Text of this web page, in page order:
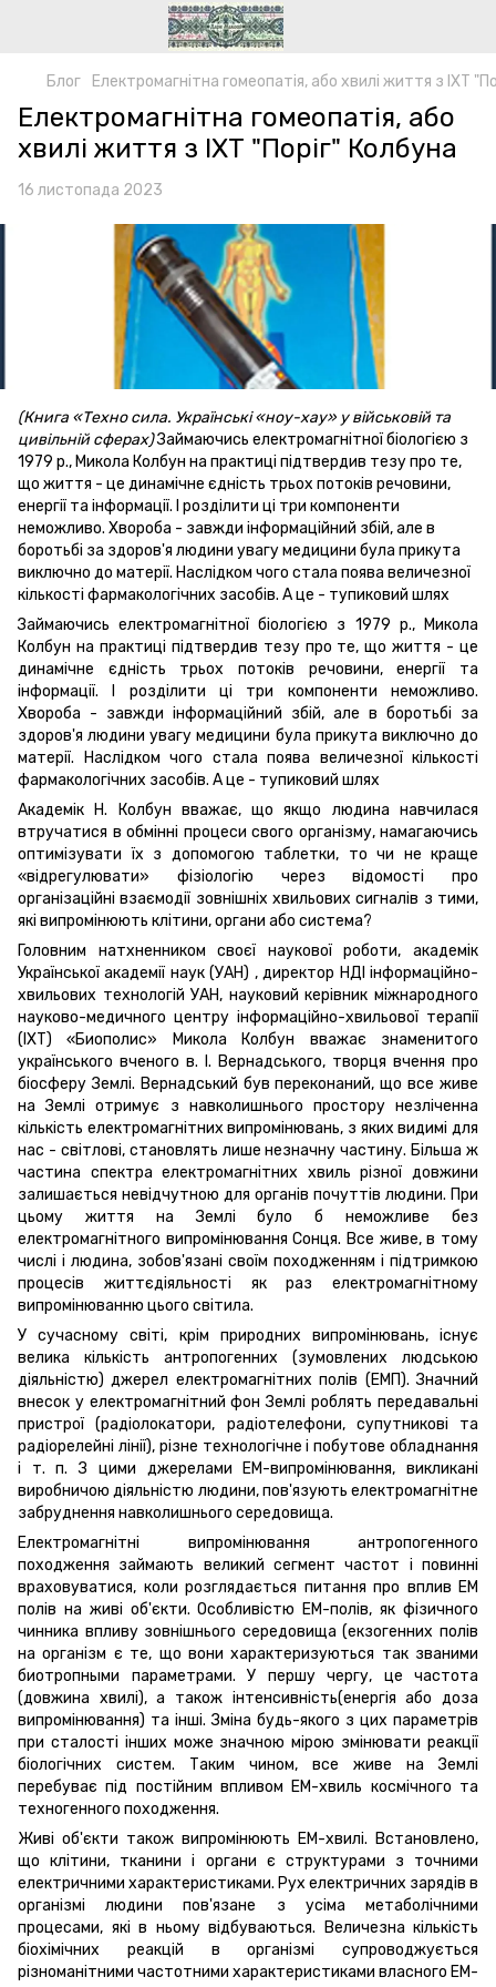
Блог Електромагнітна гомеопатія, або хвилі життя з ІХТ
Електромагнітна гомеопатія, або
хвилі життя з ІХТ "Поріг" Колбуна
16 листопада 2023
(Книга «Техно сила. Українські «ноу-хау» у військовій та
цивільній сферах)Займаючись електромагнітної біологією з
1979 р., Микола Колбун на практиці підтвердив тезу про те,
що життя - це динамічне єдність трьох потоків речовини,
енергії та інформації. І розділити ці три компоненти
неможливо. Хвороба - завжди інформаційний збій, але в
боротьбі за здоров'я людини увагу медицини була прикута
виключно до матерії. Наслідком чого стала поява величезної
кількості фармакологічних засобів. А це - тупиковий шлях
Займаючись електромагнітної біологією з 1979 р., Микола
Колбун на практиці підтвердив тезу про те, що життя - це
динамічне єдність трьох потоків речовини, енергії та
інформації. І розділити ці три компоненти неможливо.
Хвороба - завжди інформаційний збій, але в боротьбі за
здоров'я людини увагу медицини була прикута виключно до
матерії. Наслідком чого стала поява величезної кількості
фармакологічних засобів. А це - тупиковий шлях
Академік Н. Колбун вважає, що якщо людина навчилася
втручатися в обмінні процеси свого організму, намагаючись
оптимізувати їх з допомогою таблетки, то чи не краще
«відрегулювати» фізіологію через відомості про
організаційні взаємодії зовнішніх хвильових сигналів з тими,
які випромінюють клітини, органи або система?
Головним натхненником своєї наукової роботи, академік
Української академії наук (УАН) , директор НДІ інформаційно-
хвильових технологій УАН, науковий керівник міжнародного
науково-медичного центру інформаційно-хвильової терапії
(ІХТ) «Биополис» Микола Колбун вважає знаменитого
українського вченого в. І. Вернадського, творця вчення про
біосферу Землі. Вернадський був переконаний, що все живе
на Землі отримує з навколишнього простору незліченна
кількість електромагнітних випромінювань, з яких видимі для
нас - світлові, становлять лише незначну частину. Більша ж
частина спектра електромагнітних хвиль різної довжини
залишається невідчутною для органів почуттів людини. При
цьому життя на Землі було б неможливе без
електромагнітного випромінювання Сонця. Все живе, в тому
числі і людина, зобов'язані своїм походженням і підтримкою
процесів життєдіяльності як раз електромагнітному
випромінюванню цього світила.
У сучасному світі, крім природних випромінювань, існує
велика кількість антропогенних (зумовлених людською
діяльністю) джерел електромагнітних полів (ЕМП). Значний
внесок у електромагнітний фон Землі роблять передавальні
пристрої (радіолокатори, радіотелефони, супутникові та
радіорелейні лінії), різне технологічне і побутове обладнання
і т. п. З цими джерелами ЕМ-випромінювання, викликані
виробничою діяльністю людини, пов'язують електромагнітне
забруднення навколишнього середовища.
Електромагнітні випромінювання антропогенного
походження займають великий сегмент частот і повинні
враховуватися, коли розглядається питання про вплив ЕМ
полів на живі об'єкти. Особливістю ЕМ-полів, як фізичного
чинника впливу зовнішнього середовища (екзогенних полів
на організм є те, що вони характеризуються так званими
биотропными параметрами. У першу чергу, це частота
(довжина хвилі), а також інтенсивність(енергія або доза
випромінювання) та інші. Зміна будь-якого з цих параметрів
при сталості інших може значною мірою змінювати реакції
біологічних систем. Таким чином, все живе на Землі
перебуває під постійним впливом ЕМ-хвиль космічного та
техногенного походження.
Живі об'єкти також випромінюють ЕМ-хвилі. Встановлено,
що клітини, тканини і органи є структурами з точними
електричними характеристиками. Рух електричних зарядів в
організмі людини пов'язане з усіма метаболічними
процесами, які в ньому відбуваються. Величезна кількість
біохімічних реакцій в організмі супроводжується
різноманітними частотними характеристиками власного ЕМ-